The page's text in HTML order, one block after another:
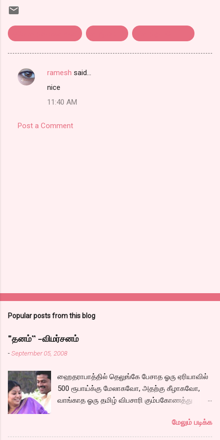
C
ramesh said…
nice
11:40 AM
Post a Comment
Popular posts from this blog
"தனம்” -விமர்சனம்
-September 05, 2008
ஹைதராபாத்தில் தெலுங்கே பேசாத ஓரு ஏரியாவில்
500 ரூபாய்க்கு மேலாகவோ, அதற்கு கீழாகவோ,
வாங்காத ஓரு தமிழ் விபசாரி கும்பகோணத்து
வாழ்கைபடுகிறாள். அவளுடய வாழ்கை எப்படி
அமைந்தது? என்ற ஓரு நல்ல லைனை , சங்கீதா
மேலும் படிக்க